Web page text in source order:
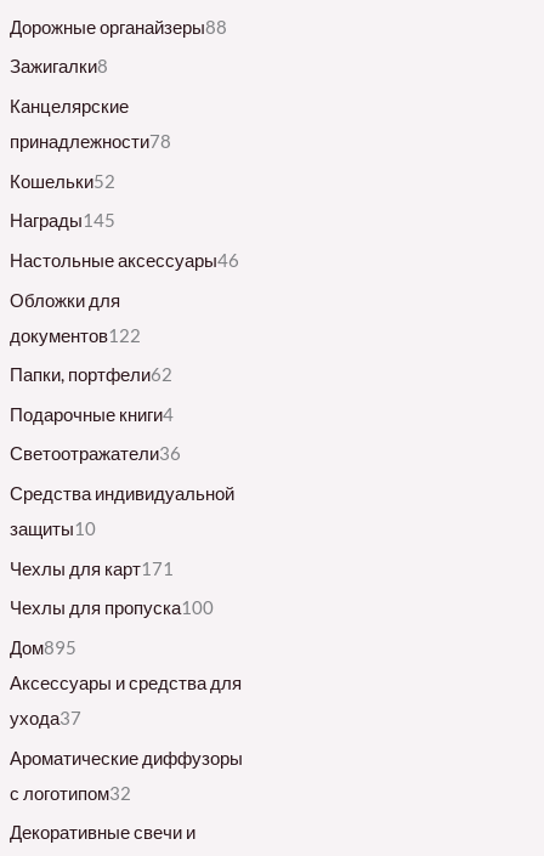
Дорожные органайзеры88
Зажигалки8
Канцелярские
принадлежности78
Кошельки52
Награды145
Настольные аксессуары46
Обложки для
документов122
Папки, портфели62
Подарочные книги4
Светоотражатели36
Средства индивидуальной
защиты10
Чехлы для карт171
Чехлы для пропуска100
Дом895
Аксессуары и средства для
ухода37
Ароматические диффузоры
с логотипом32
Декоративные свечи и